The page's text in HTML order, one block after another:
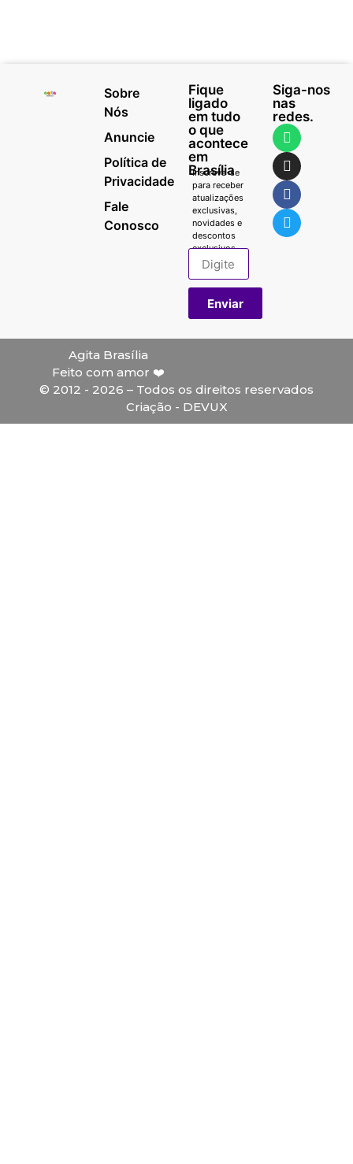
Sobre
Nós
Anuncie
Política de
Privacidade
Fale
Conosco
Fique
ligado
em tudo
o que
acontece
em
Brasília
Inscreva-se
para receber
atualizações
exclusivas,
novidades e
descontos
exclusivos.
Enviar
Siga-nos
nas
redes.
Agita Brasília
Feito com amor ❤️
© 2012 - 2026 – Todos os direitos reservados
Criação - DEVUX